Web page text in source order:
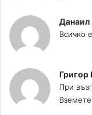
Данаил
Всичко
Григор
При